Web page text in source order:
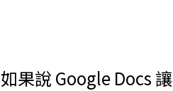
如果說 Google Docs